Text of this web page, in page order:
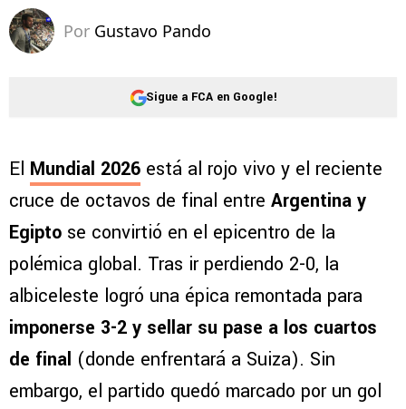
Por Gustavo Pando
Sigue a FCA en Google!
El Mundial 2026 está al rojo vivo y el reciente
cruce de octavos de final entre Argentina y
Egipto se convirtió en el epicentro de la
polémica global. Tras ir perdiendo 2-0, la
albiceleste logró una épica remontada para
imponerse 3-2 y sellar su pase a los cuartos
de final (donde enfrentará a Suiza). Sin
embargo, el partido quedó marcado por un gol